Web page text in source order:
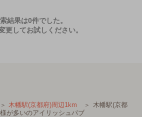
結果は0件でした。
更してお試しください。
木幡駅(京都府)周辺1km
木幡駅(京都
が多いのアイリッシュパブ